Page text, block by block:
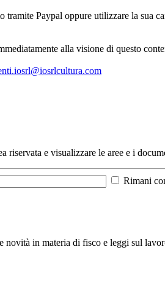
Paypal oppure utilizzare la sua
alla visione di questo
riservata e visualizzare le aree e i
Rimani
novità in materia di fisco e leggi sul